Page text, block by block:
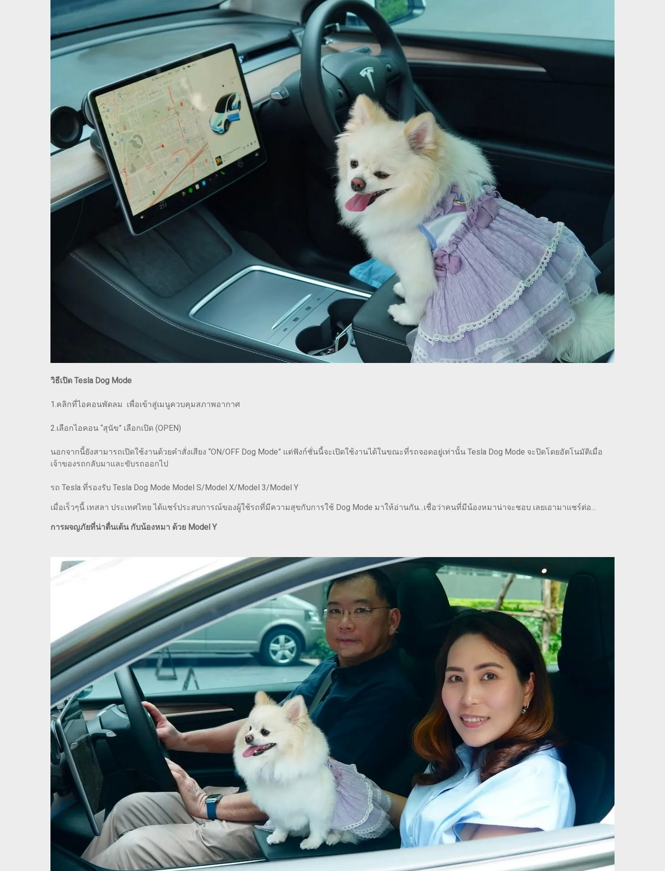
วิธีเปิด Tesla Dog Mode
1.คลิกที่ไอคอนพัดลม เพื่อเข้าสู่เมนูควบคุมสภาพอากาศ
2.เลือกไอคอน “สุนัข” เลือกเปิด (OPEN)
นอกจากนี้ยังสามารถเปิดใช้งานด้วยคำสั่งเสียง “ON/OFF Dog Mode” แต่ฟังก์ชั่นนี้จะเปิดใช้งานได้ในขณะที่รถจอดอยู่เท่านั้น Tesla Dog Mode จะปิดโดยอัตโนมัติเมื่อ
เจ้าของรถกลับมาและขับรถออกไป
รถ Tesla ที่รองรับ Tesla Dog Mode Model S/Model X/Model 3/Model Y
เมื่อเร็วๆนี้ เทสลา ประเทศไทย ได้แชร์ประสบการณ์ของผู้ใช้รถที่มีความสุขกับการใช้ Dog Mode มาให้อ่านกัน...เชื่อว่าคนที่มีน้องหมาน่าจะชอบ เลยเอามาแชร์ต่อ...
การผจญภัยที่น่าตื่นเต้น กับน้องหมา ด้วย Model Y